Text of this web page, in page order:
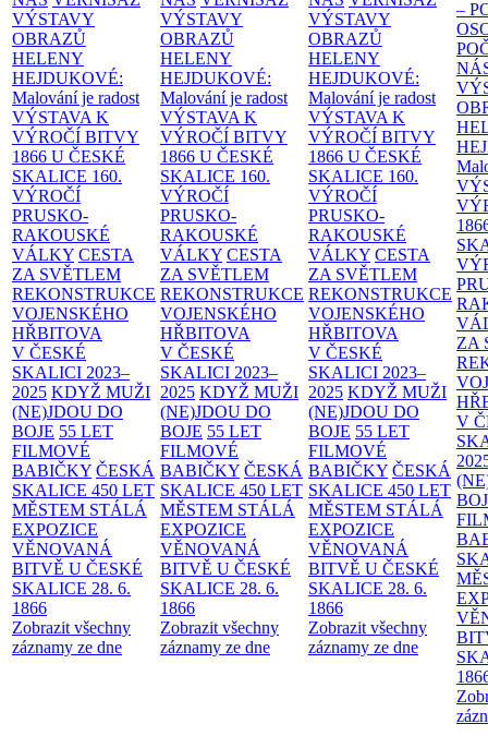
VÝSTAVY
OBRAZŮ
HELENY
HEJDUKOVÉ:
Malování je radost
VÝSTAVA K
VÝROČÍ BITVY
1866 U ČESKÉ
SKALICE 160.
VÝROČÍ
PRUSKO-
RAKOUSKÉ
VÁLKY CESTA
ZA SVĚTLEM
REKONSTRUKCE
VOJENSKÉHO
HŘBITOVA
V ČESKÉ
SKALICI 2023–
2025 KDYŽ MUŽI
(NE)JDOU DO
BOJE 55 LET
FILMOVÉ
BABIČKY ČESKÁ
SKALICE 450 LET
MĚSTEM STÁLÁ
EXPOZICE
VĚNOVANÁ
BITVĚ U ČESKÉ
SKALICE 28. 6.
1866
Zobrazit všechny
záznamy ze dne
VÝSTAVY
OBRAZŮ
HELENY
HEJDUKOVÉ:
Malování je radost
VÝSTAVA K
VÝROČÍ BITVY
1866 U ČESKÉ
SKALICE 160.
VÝROČÍ
PRUSKO-
RAKOUSKÉ
VÁLKY CESTA
ZA SVĚTLEM
REKONSTRUKCE
VOJENSKÉHO
HŘBITOVA
V ČESKÉ
SKALICI 2023–
2025 KDYŽ MUŽI
(NE)JDOU DO
BOJE 55 LET
FILMOVÉ
BABIČKY ČESKÁ
SKALICE 450 LET
MĚSTEM STÁLÁ
EXPOZICE
VĚNOVANÁ
BITVĚ U ČESKÉ
SKALICE 28. 6.
1866
Zobrazit všechny
záznamy ze dne
VÝSTAVY
OBRAZŮ
HELENY
HEJDUKOVÉ:
Malování je radost
VÝSTAVA K
VÝROČÍ BITVY
1866 U ČESKÉ
SKALICE 160.
VÝROČÍ
PRUSKO-
RAKOUSKÉ
VÁLKY CESTA
ZA SVĚTLEM
REKONSTRUKCE
VOJENSKÉHO
HŘBITOVA
V ČESKÉ
SKALICI 2023–
2025 KDYŽ MUŽI
(NE)JDOU DO
BOJE 55 LET
FILMOVÉ
BABIČKY ČESKÁ
SKALICE 450 LET
MĚSTEM STÁLÁ
EXPOZICE
VĚNOVANÁ
BITVĚ U ČESKÉ
SKALICE 28. 6.
1866
Zobrazit všechny
záznamy ze dne
–
ZA
V